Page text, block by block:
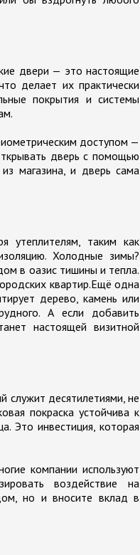
двери — это настоящие
делает их практически
покрытия и системы
доступом —
дверь с помощью
магазина, и дверь сама
утеплителям, таким как
Холодные зимы?
в оазис тишины и тепла.
квартир.Ещё одна
дерево, камень или
А если добавить
настоящей визитной
служит десятилетиями, не
покраска устойчива к
Это инвестиция, которая
компании используют
воздействие на
но и вносите вклад в